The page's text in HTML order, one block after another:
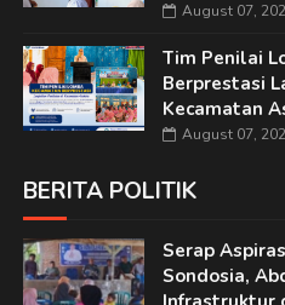
August 07,
Tim Penilai
Berprestasi
Kecamatan
August 07,
BERITA POLITIK
Serap
Sondosia,